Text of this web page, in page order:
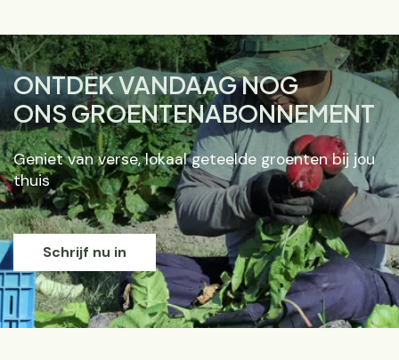
ONTDEK VANDAAG NOG
ONS GROENTENABONNEMENT
Geniet van verse, lokaal geteelde groenten bij jou
thuis
Schrijf nu in